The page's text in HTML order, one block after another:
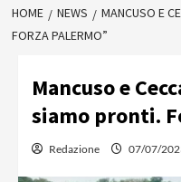
HOME NEWS
MANCUSO E
FORZA PALERMO”
Mancuso e
siamo pronti.
Redazione 07/07/